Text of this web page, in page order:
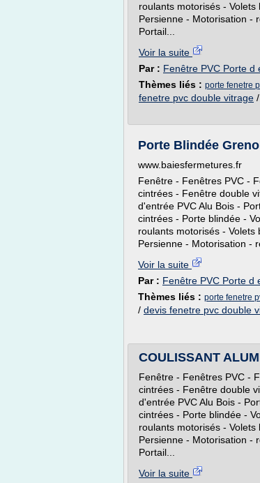
roulants motorisés -
Persienne - Motorisation -
Portail...
Voir la suite
Par : Fenêtre PVC Porte d
Thèmes liés : porte fenetre
fenetre pvc double vitrage /
Porte Blindée
www.baiesfermetures.fr
Fenêtre - Fenêtres PVC -
cintrées - Fenêtre double
d'entrée PVC Alu Bois -
cintrées - Porte blindée -
roulants motorisés - Volets
Persienne - Motorisation -
Voir la suite
Par : Fenêtre PVC Porte d
Thèmes liés : porte fenetre
/ devis fenetre pvc double
COULISSANT
Fenêtre - Fenêtres PVC -
cintrées - Fenêtre double
d'entrée PVC Alu Bois -
cintrées - Porte blindée -
roulants motorisés -
Persienne - Motorisation -
Portail...
Voir la suite